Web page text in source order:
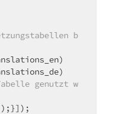
b
genutzt w
);}]);